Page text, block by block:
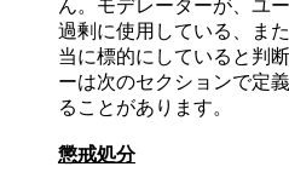
ん。モデレーターが、ユ
過剰に使用している、ま
当に標的にしていると判
ーは次のセクションで定
ることがあります。
懲戒処分